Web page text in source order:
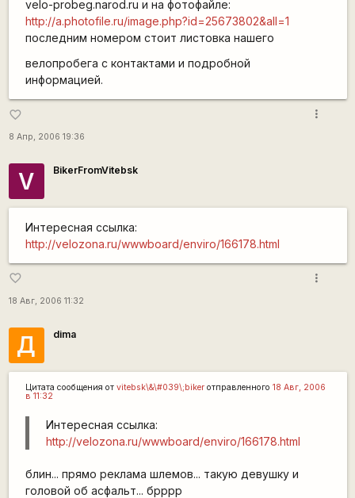
velo-probeg.narod.ru и на фотофайле:
http://a.photofile.ru/image.php?id=25673802&all=1
последним номером стоит листовка нашего
велопробега с контактами и подробной
информацией.
favorite_border
8 Апр, 2006 19:36
more_vert
V BikerFromVitebsk
Интересная ссылка:
http://velozona.ru/wwwboard/enviro/166178.html
favorite_border
18 Авг, 2006 11:32
more_vert
Д dima
Цитата сообщения от vitebsk\&\#039\;bikerотправленного 18 Авг, 2006
в 11:32
Интересная ссылка:
http://velozona.ru/wwwboard/enviro/166178.html
блин... прямо реклама шлемов... такую девушку и
головой об асфальт... брррр